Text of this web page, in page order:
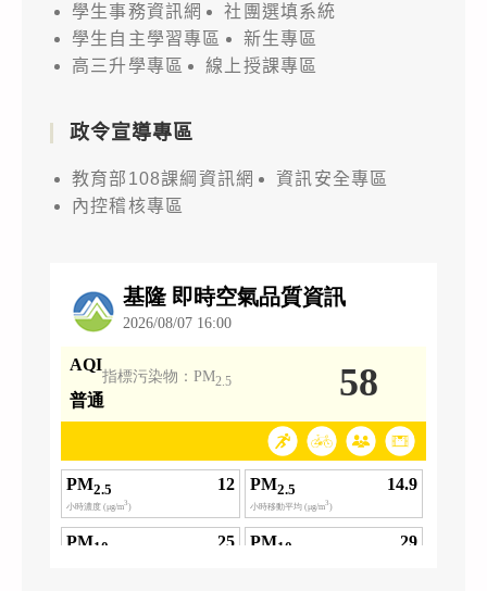
學生事務資訊網
社團選填系統
學生自主學習專區
新生專區
高三升學專區
線上授課專區
政令宣導專區
教育部108課綱資訊網
資訊安全專區
內控稽核專區